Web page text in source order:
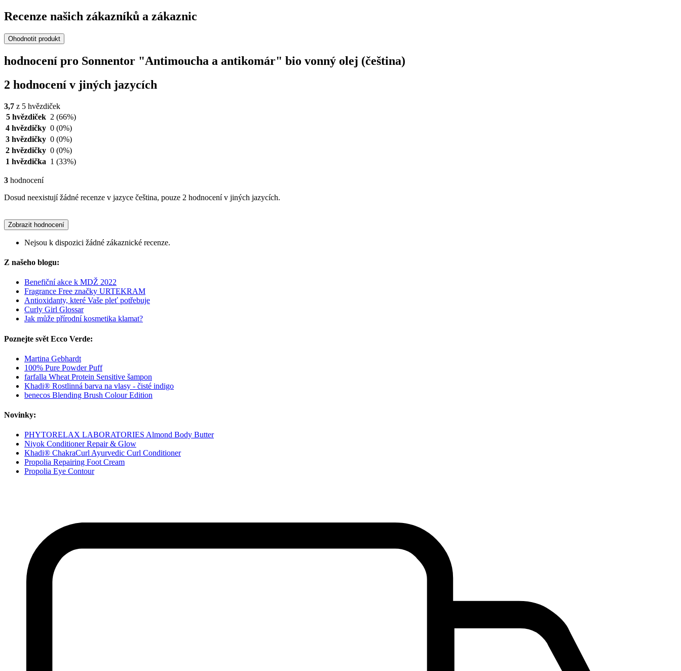
Recenze našich zákazníků a zákaznic
Ohodnotit produkt
hodnocení pro Sonnentor "Antimoucha a antikomár" bio vonný olej (čeština)
2 hodnocení v jiných jazycích
3,7 z 5 hvězdiček
5 hvězdiček 2 (66%)
4 hvězdičky 0 (0%)
3 hvězdičky 0 (0%)
2 hvězdičky 0 (0%)
1 hvězdička 1 (33%)
3 hodnocení
Dosud neexistují žádné recenze v jazyce čeština, pouze 2 hodnocení v jiných jazycích.
Zobrazit hodnocení
Nejsou k dispozici žádné zákaznické recenze.
Z našeho blogu:
Benefiční akce k MDŽ 2022
Fragrance Free značky URTEKRAM
Antioxidanty, které Vaše pleť potřebuje
Curly Girl Glossar
Jak může přírodní kosmetika klamat?
Poznejte svět Ecco Verde:
Martina Gebhardt
100% Pure Powder Puff
farfalla Wheat Protein Sensitive šampon
Khadi® Rostlinná barva na vlasy - čisté indigo
benecos Blending Brush Colour Edition
Novinky:
PHYTORELAX LABORATORIES Almond Body Butter
Niyok Conditioner Repair & Glow
Khadi® ChakraCurl Ayurvedic Curl Conditioner
Propolia Repairing Foot Cream
Propolia Eye Contour